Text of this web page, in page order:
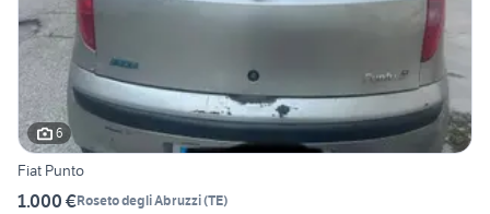
6
Fiat Punto
1.000 €Roseto degli Abruzzi(TE)